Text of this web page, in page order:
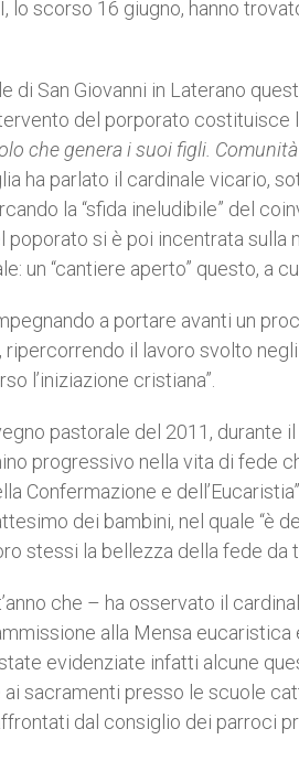
lo scorso 16 giugno, hanno
di San Giovanni in Laterano
del porporato costituisce
che genera i suoi figli.
ha parlato il cardinale vicario,
la “sfida ineludibile” del
poporato si è poi incentrata
un “cantiere aperto” questo, a
a portare avanti un
il lavoro svolto
l’iniziazione cristiana”.
pastorale del 2011, durante
progressivo nella vita di fede
Confermazione e
dei bambini, nel quale “è
stessi la bellezza della fede da
che – ha osservato il
alla Mensa
evidenziate infatti alcune
sacramenti presso le scuole
dal consiglio dei parroci